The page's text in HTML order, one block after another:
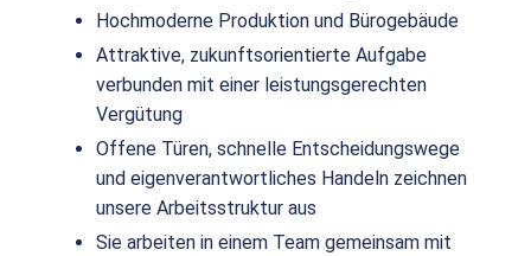
Hochmoderne Produktion und Bürogebäude
Attraktive, zukunftsorientierte Aufgabe
verbunden mit einer leistungsgerechten
Vergütung
Offene Türen, schnelle Entscheidungswege
und eigenverantwortliches Handeln zeichnen
unsere Arbeitsstruktur aus
Sie arbeiten in einem Team gemeinsam mit